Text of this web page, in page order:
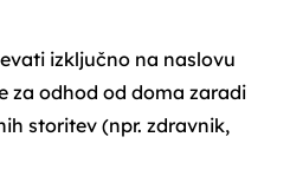
izključno na naslovu
za odhod od doma zaradi
storitev (npr. zdravnik,